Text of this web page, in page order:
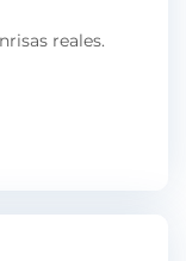
reales.